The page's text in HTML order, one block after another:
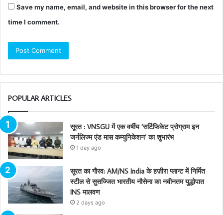
Save my name, email, and website in this browser for the next
time I comment.
POPULAR ARTICLES
सूरत : VNSGU में एक वर्षीय ‘सर्टिफिकेट प्रोग्राम इन
जर्नलिज्म एंड मास कम्युनिकेशन’ का शुभारंभ
1 day ago
सूरत का गौरव: AM/NS India के हज़ीरा प्लान्ट में निर्मित
स्टील से सुसज्जित भारतीय नौसेना का नवीनतम युद्धोपात
INS मालवण
2 days ago